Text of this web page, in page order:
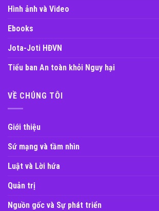
Hình ảnh và Video
Ebooks
Jota-Joti HĐVN
Tiểu ban An toàn khỏi Nguy hại
VỀ CHÚNG TÔI
Giới thiệu
Sứ mạng và tầm nhìn
Luật và Lời hứa
Quản trị
Nguồn gốc và Sự phát triển